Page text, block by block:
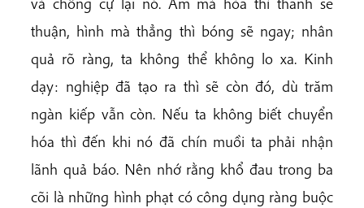
thuận, hình mà thẳng thì bóng sẽ ngay; nhân
quả rõ ràng, ta không thể không lo xa. Kinh
dạy: nghiệp đã tạo ra thì sẽ còn đó, dù trăm
ngàn kiếp vẫn còn. Nếu ta không biết chuyển
hóa thì đến khi nó đã chín muồi ta phải nhận
lãnh quả báo. Nên nhớ rằng khổ đau trong ba
cõi là những hình phạt có công dụng ràng buộc